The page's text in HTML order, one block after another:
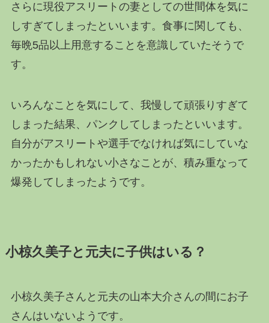
さらに現役アスリートの妻としての世間体を気に
しすぎてしまったといいます。食事に関しても、
毎晩5品以上用意することを意識していたそうで
す。
いろんなことを気にして、我慢して頑張りすぎて
しまった結果、パンクしてしまったといいます。
自分がアスリートや選手でなければ気にしていな
かったかもしれない小さなことが、積み重なって
爆発してしまったようです。
小椋久美子と元夫に子供はいる？
小椋久美子さんと元夫の山本大介さんの間にお子
さんはいないようです。